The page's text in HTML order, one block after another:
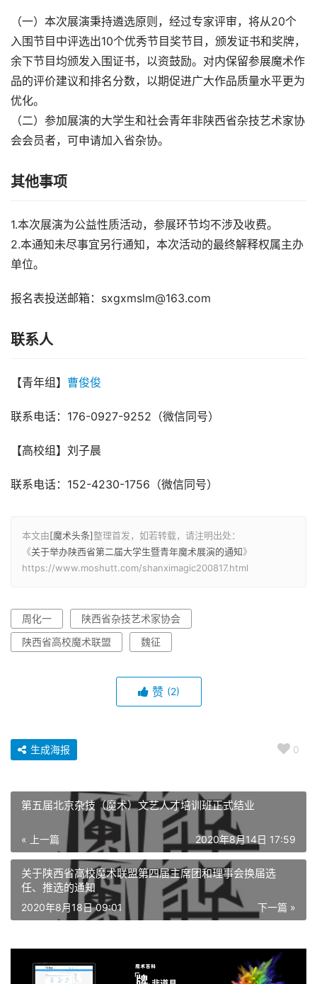
（一）本次展演秉持遴选原则，经过专家评审，将从20个
入围节目中评选出10个优秀节目奖节目，颁发证书和奖牌，
余下节目均颁发入围证书，以资鼓励。对内保留参展魔术作
品的评价建议和排名分数，以期促进广大作品质量水平更为
优化。
（二）参加展演的大学生和社会青年非陕西省杂技艺术家协
会会员者，可申请加入省杂协。
其他事项
1.本次展演为公益性质活动，参展环节均不涉及收费。
2.本通知未尽事宜另行通知，本次活动的最终解释权属主办
单位。
报名表投送邮箱：sxgxmslm@163.com
联系人
【青年组】 曹俊俊
联系电话：176-0927-9252（微信同号）
【高校组】刘子晨
联系电话：152-4230-1756（微信同号）
本文由[魔术头条]整理首发，如若转载，请注明出处：
《关于举办陕西省第二届大学生暨青年魔术展演的通知》
https://www.moshutt.com/shanximagic200817.html
周化一
陕西省杂技艺术家协会
陕西省高校魔术联盟
魏征
赞 (2)
0
生成海报
第五届北京杂技（魔术）文艺人才培训班正式结业
« 上一篇 2020年8月14日 17:59
关于陕西省高校魔术联盟第四届主席团和理事会换届选
任、推选的通知
下一篇 »
2020年8月18日 09:01